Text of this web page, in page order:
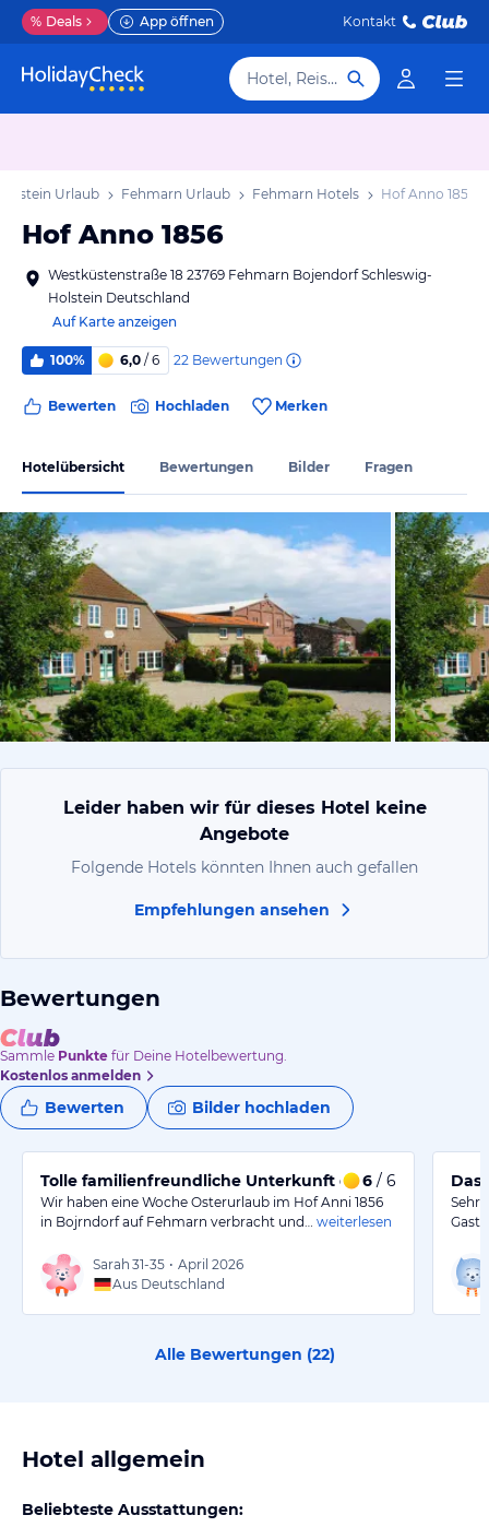
% Deals App öffnen Kontakt
Hotel, Reiseziel
Urlaub Fehmarn Urlaub Fehmarn Hotels Hof Anno 1856
Hof Anno 1856
Westküstenstraße 18 23769 Fehmarn Bojendorf Schleswig-
Holstein Deutschland
Auf Karte anzeigen
100% 6,0 / 6 22 Bewertungen
Bewerten Hochladen Merken
Hotelübersicht Bewertungen Bilder Fragen
vom
Leider haben wir für dieses Hotel keine
Angebote
Folgende Hotels könnten Ihnen auch gefallen
Empfehlungen ansehen
Bewertungen
Sammle Punkte für Deine Hotelbewertung.
Kostenlos anmelden
Bewerten Bilder hochladen
Tolle familienfreundliche Unterkunft direkt an der
6 / 6
Wir haben eine Woche Osterurlaub im Hof Anni 1856
in Bojrndorf auf Fehmarn verbracht und…
weiterlesen
Sarah 31-35 • April 2026
Aus Deutschland
Das
Sehr
Alle Bewertungen (22)
Hotel allgemein
Beliebteste Ausstattungen: